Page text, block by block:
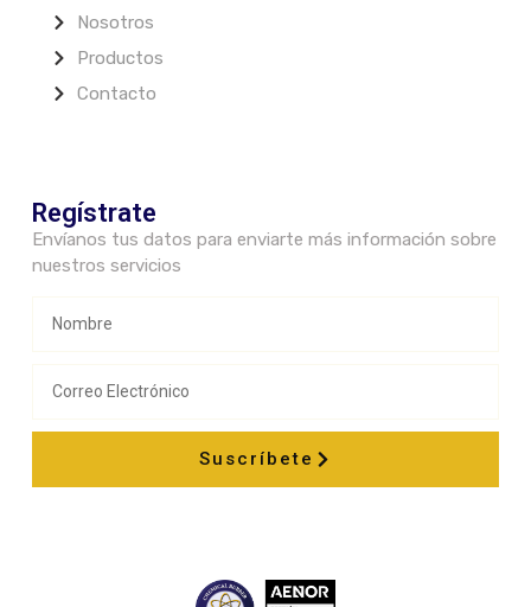
Nosotros
Productos
Contacto
Regístrate
Envíanos tus datos para enviarte más información sobre
nuestros servicios
Suscríbete